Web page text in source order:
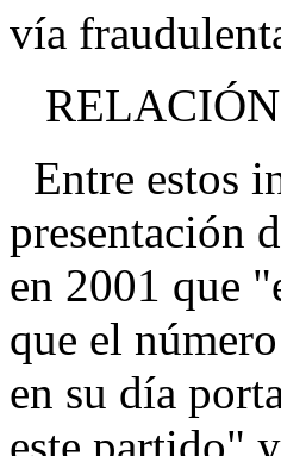
vía
Entre estos
presentación
en 2001 que
que el
en su día
este partido"